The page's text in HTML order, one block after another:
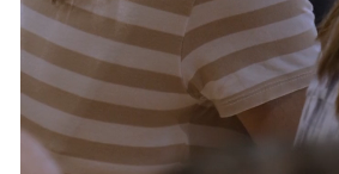
Servizi e accessibilità
Contatti
FAQ
Biglietti